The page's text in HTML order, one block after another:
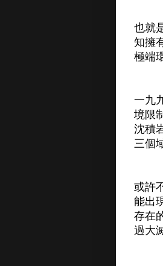
也就
知擁
極端
一九
境限
沈積
三個
或許
能出
存在
過大